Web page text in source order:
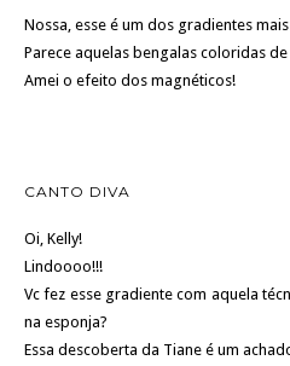
Nossa, esse é um dos gradientes
Parece aquelas bengalas coloridas de
Amei o efeito dos magnéticos!
CANTO DIVA
Oi, Kelly!
Lindoooo!!!
Vc fez esse gradiente com aquela
na esponja?
Essa descoberta da Tiane é um